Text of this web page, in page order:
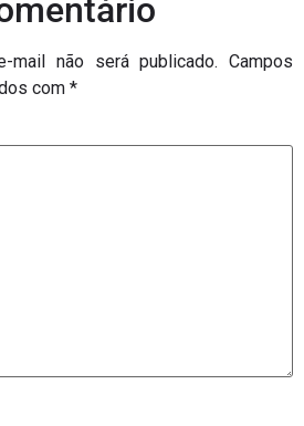
não será publicado. Campos
com *